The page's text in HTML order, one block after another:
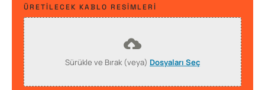
ÜRETILECEK KABLO RESIMLERI
Sürükle ve Bırak (veya) Dosyaları Seç